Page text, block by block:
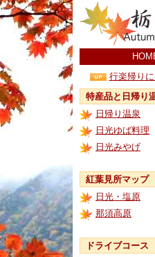
行楽帰り
特産品と日帰り
日帰り温泉
日光ゆば料理
日光みやげ
紅葉見所マップ
日光・塩原
那須高原
ドライブコース